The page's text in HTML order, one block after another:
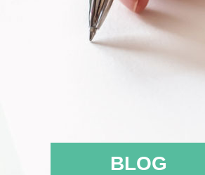
BLOG